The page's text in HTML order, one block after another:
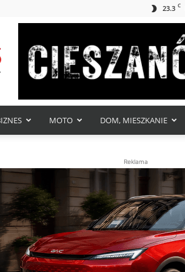
23.3 C
MOTO DOM, MIESZKANIE
Reklama